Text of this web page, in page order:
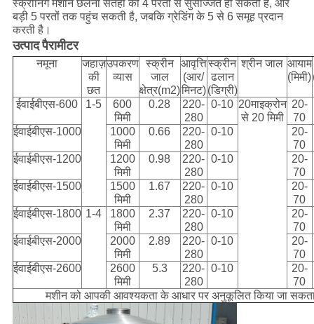
स्क्रीनिंग मशीन छलनी सतहों की 4 परतों से सुसज्जित हो सकती है, और
बड़ी 5 परतों तक पहुंच सकती है, जबकि ग्रेडिंग के 5 से 6 समूह प्रदान
करती है।
उत्पाद पैरामीटर
नमूना
जहाज़
की
छत
उपकरण
व्यास
स्क्रीन
जाल
क्षेत्र(m2)
आवृत्ति
(आर/
मिनट)
स्क्रीन
ढलान
(डिग्री)
श्रीन जाल आयाम
(मिमी)
ईवाईबीएस-600 1-5
600
मिमी
0.28
220-
280
0-10 20माइक्रोन
से 20 मिमी
20-
70
ईवाईबीएस-1000
1000
मिमी
0.66
220-
280
0-10
20-
70
ईवाईबीएस-1200
1200
मिमी
0.98
220-
280
0-10
20-
70
ईवाईबीएस-1500
1500
मिमी
1.67
220-
280
0-10
20-
70
ईवाईबीएस-1800 1-4
1800
मिमी
2.37
220-
280
0-10
20-
70
ईवाईबीएस-2000
2000
मिमी
2.89
220-
280
0-10
20-
70
ईवाईबीएस-2600
2600
मिमी
5.3
220-
280
0-10
20-
70
मशीन को आपकी आवश्यकता के आधार पर अनुकूलित किया जा